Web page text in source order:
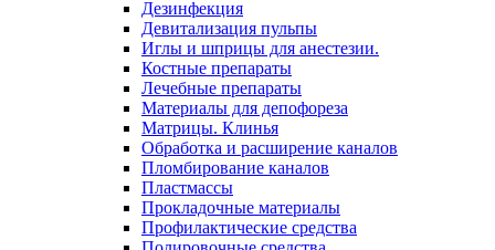
Дезинфекция
Девитализация пульпы
Иглы и шприцы для анестезии.
Костные препараты
Лечебные препараты
Материалы для депофореза
Матрицы. Клинья
Обработка и расширение каналов
Пломбирование каналов
Пластмассы
Прокладочные материалы
Профилактические средства